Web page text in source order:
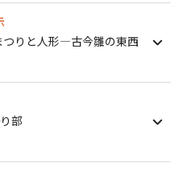
りと人形―古今雛の東西
部